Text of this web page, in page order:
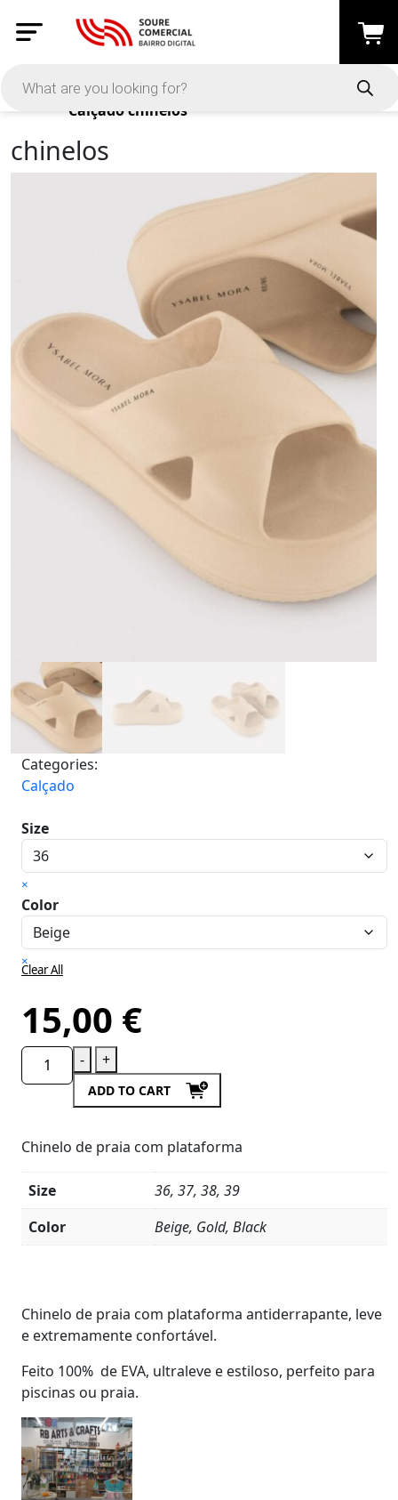
Products
Calçadochinelos
chinelos
Categories:
Calçado
Size
×
Color
×
Clear All
15,00 €
- +
ADD TO CART
Chinelo de praia com plataforma
Size
36, 37, 38, 39
Color
Beige, Gold, Black
Chinelo de praia com plataforma antiderrapante, leve
e extremamente confortável.
Feito 100% de EVA, ultraleve e estiloso, perfeito para
piscinas ou praia.